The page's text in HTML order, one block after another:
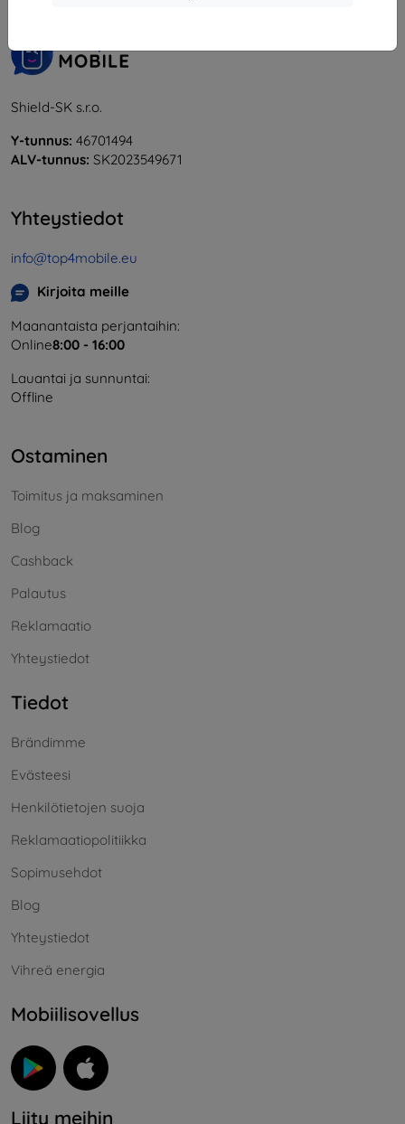
Shield-SK s.r.o.
Y-tunnus: 46701494
ALV-tunnus: SK2023549671
Yhteystiedot
info@top4mobile.eu
Kirjoita meille
Maanantaista perjantaihin:
Online8:00 - 16:00
Lauantai ja sunnuntai:
Offline
Ostaminen
Toimitus ja maksaminen
Blog
Cashback
Palautus
Reklamaatio
Yhteystiedot
Tiedot
Brändimme
Evästeesi
Henkilötietojen suoja
Reklamaatiopolitiikka
Sopimusehdot
Blog
Yhteystiedot
Vihreä energia
Mobiilisovellus
Liity meihin